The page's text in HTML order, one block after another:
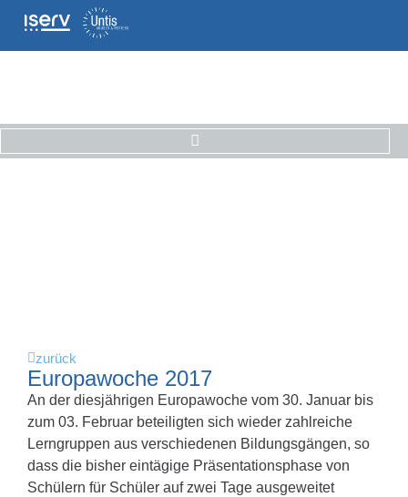
zurück
Europawoche 2017
An der diesjährigen Europawoche vom 30. Januar bis
zum 03. Februar beteiligten sich wieder zahlreiche
Lerngruppen aus verschiedenen Bildungsgängen, so
dass die bisher eintägige Präsentationsphase von
Schülern für Schüler auf zwei Tage ausgeweitet